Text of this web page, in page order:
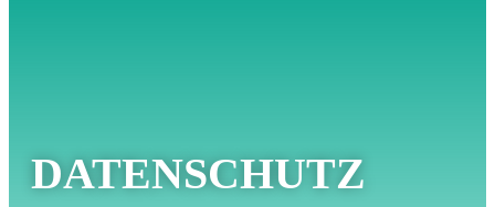
DATENSCHUTZ